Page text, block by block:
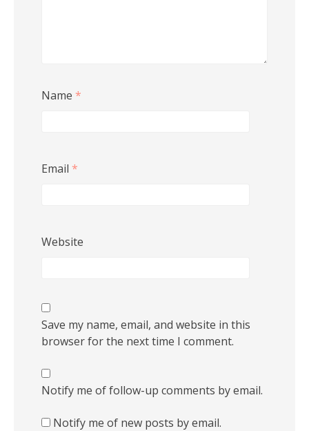
Name *
Email *
Website
Save my name, email, and website in this
browser for the next time I comment.
Notify me of follow-up comments by email.
Notify me of new posts by email.